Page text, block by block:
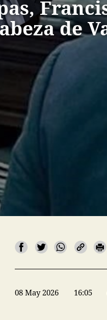
de
08 May 2026 16:05